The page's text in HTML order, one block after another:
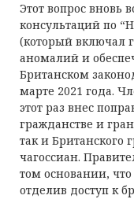
Этот вопрос вновь
консультаций по
(который включал
аномалий и
Британском
марте 2021 года.
этот раз внес
гражданстве и
так и Британского
чагоссиан.
том основании, что
отделив доступ к